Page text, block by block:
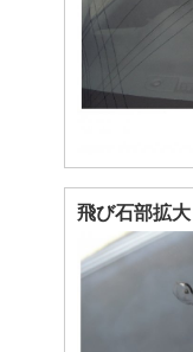
飛び石部拡大